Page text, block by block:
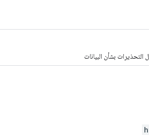
بشأن البيانات